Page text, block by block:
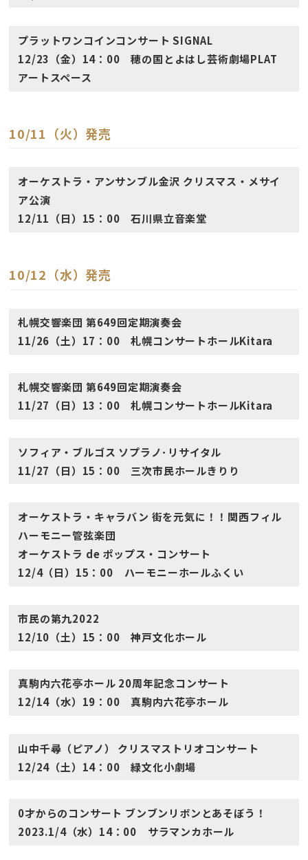
プラットワンコインコンサート SIGNAL
12/23（金）14：00 穂の国とよはし芸術劇場PLAT
アートスペース
10/11（火）発売
オーケストラ・アンサンブル金沢 クリスマス・メサイ
ア公演
12/11（日）15：00 石川県立音楽堂
10/12（水）発売
札幌交響楽団 第649回定期演奏会
11/26（土）17：00 札幌コンサートホールKitara
札幌交響楽団 第649回定期演奏会
11/27（日）13：00 札幌コンサートホールKitara
ソフィア・ブルゴス ソプラノ･リサイタル
11/27（日）15：00 三次市民ホールきりり
オーケストラ・キャラバン 街を元気に！！関西フィル
ハーモニー管弦楽団
オーケストラ de ポップス・コンサート
12/4（日）15：00 ハーモニーホールふくい
市民の第九2022
12/10（土）15：00 神戸文化ホール
真駒内六花亭ホール 20周年記念コンサート
12/14（水）19：00 真駒内六花亭ホール
山中千尋（ピアノ） クリスマストリオコンサート
12/24（土）14：00 緑文化小劇場
0才からのコンサート ブンブンリボンとあそぼう！
2023.1/4（水）14：00 サラマンカホール